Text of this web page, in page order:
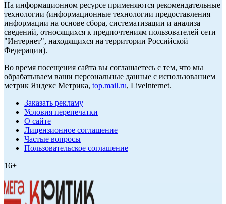
На информационном ресурсе применяются рекомендательные
технологии (информационные технологии предоставления
информации на основе сбора, систематизации и анализа
сведений, относящихся к предпочтениям пользователей сети
"Интернет", находящихся на территории Российской
Федерации).
Во время посещения сайта вы соглашаетесь с тем, что мы
обрабатываем ваши персональные данные с использованием
метрик Яндекс Метрика, top.mail.ru, LiveInternet.
Заказать рекламу
Условия перепечатки
О сайте
Лицензионное соглашение
Частые вопросы
Пользовательское соглашение
16+